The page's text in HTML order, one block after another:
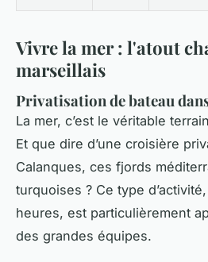
Vivre la mer : l'atout
marseillais
Privatisation de bateau
La mer, c’est le véritable
Et que dire d’une croisière
Calanques, ces fjords
turquoises ? Ce type
heures, est particulièrement
des grandes équipes.